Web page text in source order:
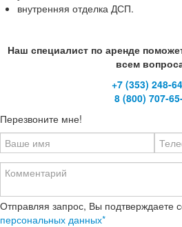
внутренняя отделка ДСП.
Наш специалист по аренде
всем
+7 (353) 248-
8 (800) 707-
Перезвоните мне!
Отправляя запрос, Вы подтверждаете
персональных данных*